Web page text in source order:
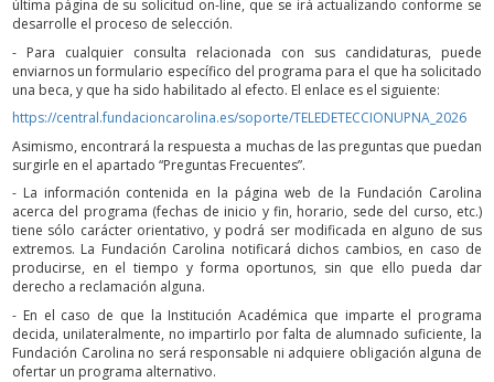
última página de su solicitud on-line, que se irá actualizando conforme se
desarrolle el proceso de selección.
- Para cualquier consulta relacionada con sus candidaturas, puede
enviarnos un formulario específico del programa para el que ha solicitado
una beca, y que ha sido habilitado al efecto. El enlace es el siguiente:
https://central.fundacioncarolina.es/soporte/TELEDETECCIONUPNA_2026
Asimismo, encontrará la respuesta a muchas de las preguntas que puedan
surgirle en el apartado “Preguntas Frecuentes”.
- La información contenida en la página web de la Fundación Carolina
acerca del programa (fechas de inicio y fin, horario, sede del curso, etc.)
tiene sólo carácter orientativo, y podrá ser modificada en alguno de sus
extremos. La Fundación Carolina notificará dichos cambios, en caso de
producirse, en el tiempo y forma oportunos, sin que ello pueda dar
derecho a reclamación alguna.
- En el caso de que la Institución Académica que imparte el programa
decida, unilateralmente, no impartirlo por falta de alumnado suficiente, la
Fundación Carolina no será responsable ni adquiere obligación alguna de
ofertar un programa alternativo.